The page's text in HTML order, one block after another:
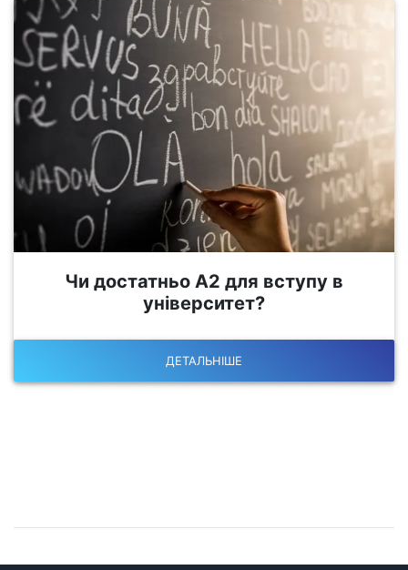
Чи достатньо А2 для вступу в
університет?
ДЕТАЛЬНІШЕ